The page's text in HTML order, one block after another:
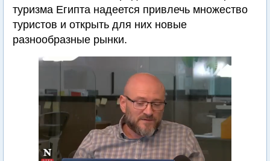
туризма Египта надеется привлечь множество
туристов и открыть для них новые
разнообразные рынки.